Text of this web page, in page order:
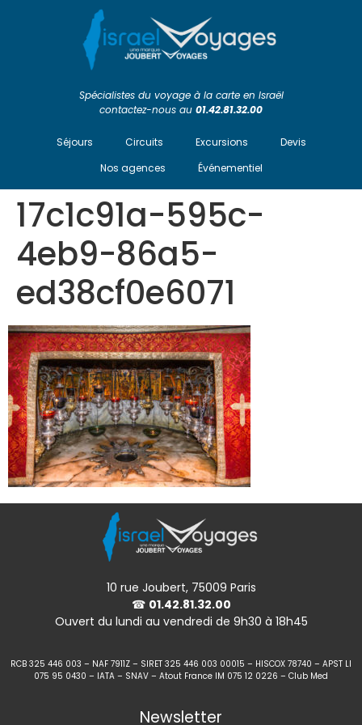
Spécialistes du voyage à la carte en Israël
contactez-nous au 01.42.81.32.00
Séjours Circuits Excursions
Devis
Nos agences
Événementiel
17c1c91a-595c-
4eb9-86a5-
ed38cf0e6071
10 rue Joubert, 75009 Paris
☎ 01.42.81.32.00
Ouvert du lundi au vendredi de 9h30 à 18h45
RCB 325 446 003 – NAF 7911Z – SIRET 325 446 003 00015 – HISCOX 78740 – APST LI
075 95 0430 – IATA – SNAV – Atout France IM 075 12 0226 – Club Med
Newsletter